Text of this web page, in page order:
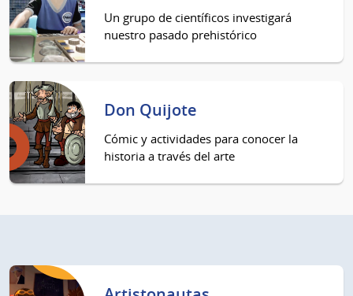
Un grupo de científicos investigará
nuestro pasado prehistórico
Don Quijote
Cómic y actividades para conocer la
historia a través del arte